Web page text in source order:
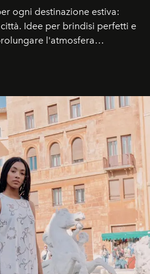
ogni destinazione estiva:
Idee per brindisi perfetti e
l'atmosfera